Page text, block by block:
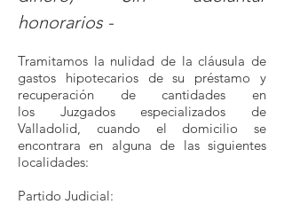
honorarios -
Tramitamos la nulidad de la cláusula de
gastos hipotecarios de su préstamo y
recuperación de cantidades en
los Juzgados especializados de
Valladolid, cuando el domicilio se
encontrara en alguna de las siguientes
localidades:
Partido Judicial: